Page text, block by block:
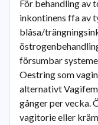
För behandling av
inkontinens ffa av
blåsa/
försumbar
Oestring som
alternativt
gånger per vecka.
vagitorie eller